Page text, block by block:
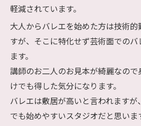
軽減されています。
大人からバレエを始めた方は技術
すが、そこに特化せず芸術面での
ます。
講師のお二人のお見本が綺麗なの
けでも得した気分になります。
バレエは敷居が高いと言われます
でも始めやすいスタジオだと思いま